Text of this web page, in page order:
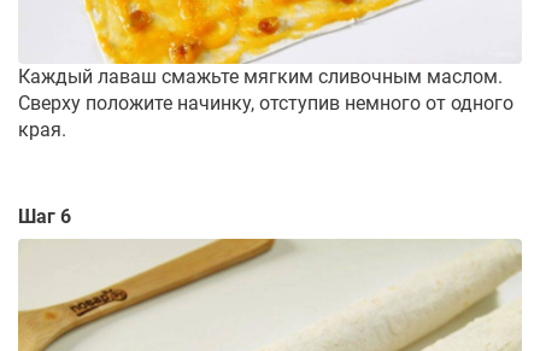
Каждый лаваш смажьте мягким сливочным маслом.
Сверху положите начинку, отступив немного от одного
края.
Шаг 6